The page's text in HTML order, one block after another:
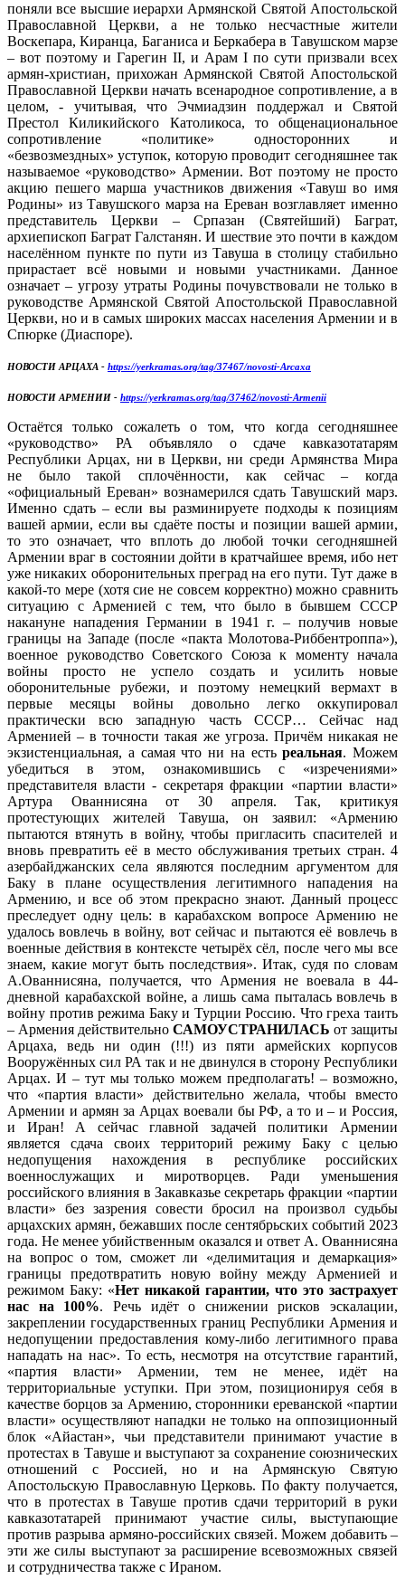
поняли все высшие иерархи Армянской Святой Апостольской
Православной Церкви, а не только несчастные жители
Воскепара, Киранца, Баганиса и Беркабера в Тавушском марзе
– вот поэтому и Гарегин II, и Арам I по сути призвали всех
армян-христиан, прихожан Армянской Святой Апостольской
Православной Церкви начать всенародное сопротивление, а в
целом, - учитывая, что Эчмиадзин поддержал и Святой
Престол Киликийского Католикоса, то общенациональное
сопротивление «политике» односторонних и
«безвозмездных» уступок, которую проводит сегодняшнее так
называемое «руководство» Армении. Вот поэтому не просто
акцию пешего марша участников движения «Тавуш во имя
Родины» из Тавушского марза на Ереван возглавляет именно
представитель Церкви – Српазан (Святейший) Баграт,
архиепископ Баграт Галстанян. И шествие это почти в каждом
населённом пункте по пути из Тавуша в столицу стабильно
прирастает всё новыми и новыми участниками. Данное
означает – угрозу утраты Родины почувствовали не только в
руководстве Армянской Святой Апостольской Православной
Церкви, но и в самых широких массах населения Армении и в
Спюрке (Диаспоре).
НОВОСТИ АРЦАХА - https://yerkramas.org/tag/37467/novosti-Arcaxa
НОВОСТИ АРМЕНИИ - https://yerkramas.org/tag/37462/novosti-Armenii
Остаётся только сожалеть о том, что когда сегодняшнее
«руководство» РА объявляло о сдаче кавказотатарям
Республики Арцах, ни в Церкви, ни среди Армянства Мира
не было такой сплочённости, как сейчас – когда
«официальный Ереван» вознамерился сдать Тавушский марз.
Именно сдать – если вы разминируете подходы к позициям
вашей армии, если вы сдаёте посты и позиции вашей армии,
то это означает, что вплоть до любой точки сегодняшней
Армении враг в состоянии дойти в кратчайшее время, ибо нет
уже никаких оборонительных преград на его пути. Тут даже в
какой-то мере (хотя сие не совсем корректно) можно сравнить
ситуацию с Арменией с тем, что было в бывшем СССР
накануне нападения Германии в 1941 г. – получив новые
границы на Западе (после «пакта Молотова-Риббентроппа»),
военное руководство Советского Союза к моменту начала
войны просто не успело создать и усилить новые
оборонительные рубежи, и поэтому немецкий вермахт в
первые месяцы войны довольно легко оккупировал
практически всю западную часть СССР… Сейчас над
Арменией – в точности такая же угроза. Причём никакая не
экзистенциальная, а самая что ни на естьреальная. Можем
убедиться в этом, ознакомившись с «изречениями»
представителя власти - секретаря фракции «партии власти»
Артура Ованнисяна от 30 апреля. Так, критикуя
протестующих жителей Тавуша, он заявил: «Армению
пытаются втянуть в войну, чтобы пригласить спасителей и
вновь превратить её в место обслуживания третьих стран. 4
азербайджанских села являются последним аргументом для
Баку в плане осуществления легитимного нападения на
Армению, и все об этом прекрасно знают. Данный процесс
преследует одну цель: в карабахском вопросе Армению не
удалось вовлечь в войну, вот сейчас и пытаются её вовлечь в
военные действия в контексте четырёх сёл, после чего мы все
знаем, какие могут быть последствия». Итак, судя по словам
А.Ованнисяна, получается, что Армения не воевала в 44-
дневной карабахской войне, а лишь сама пыталась вовлечь в
войну против режима Баку и Турции Россию. Что греха таить
– Армения действительно САМОУСТРАНИЛАСЬ от защиты
Арцаха, ведь ни один (!!!) из пяти армейских корпусов
Вооружённых сил РА так и не двинулся в сторону Республики
Арцах. И – тут мы только можем предполагать! – возможно,
что «партия власти» действительно желала, чтобы вместо
Армении и армян за Арцах воевали бы РФ, а то и – и Россия,
и Иран! А сейчас главной задачей политики Армении
является сдача своих территорий режиму Баку с целью
недопущения нахождения в республике российских
военнослужащих и миротворцев. Ради уменьшения
российского влияния в Закавказье секретарь фракции «партии
власти» без зазрения совести бросил на произвол судьбы
арцахских армян, бежавших после сентябрьских событий 2023
года. Не менее убийственным оказался и ответ А. Ованнисяна
на вопрос о том, сможет ли «делимитация и демаркация»
границы предотвратить новую войну между Арменией и
режимом Баку: «Нет никакой гарантии, что это застрахует
нас на 100%. Речь идёт о снижении рисков эскалации,
закреплении государственных границ Республики Армения и
недопущении предоставления кому-либо легитимного права
нападать на нас». То есть, несмотря на отсутствие гарантий,
«партия власти» Армении, тем не менее, идёт на
территориальные уступки. При этом, позиционируя себя в
качестве борцов за Армению, сторонники ереванской «партии
власти» осуществляют нападки не только на оппозиционный
блок «Айастан», чьи представители принимают участие в
протестах в Тавуше и выступают за сохранение союзнических
отношений с Россией, но и на Армянскую Святую
Апостольскую Православную Церковь. По факту получается,
что в протестах в Тавуше против сдачи территорий в руки
кавказотатарей принимают участие силы, выступающие
против разрыва армяно-российских связей. Можем добавить –
эти же силы выступают за расширение всевозможных связей
и сотрудничества также с Ираном.